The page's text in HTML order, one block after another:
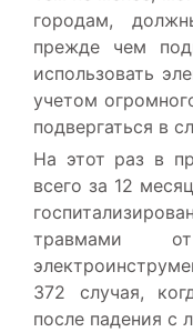
городам,
прежде чем
использовать
учетом
подвергаться в
На этот раз в
всего за 12
травмами
372 случая,
после падения с